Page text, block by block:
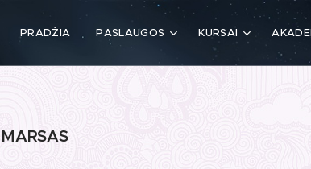
PRADŽIA PASLAUGOS KURSAI
MARSAS